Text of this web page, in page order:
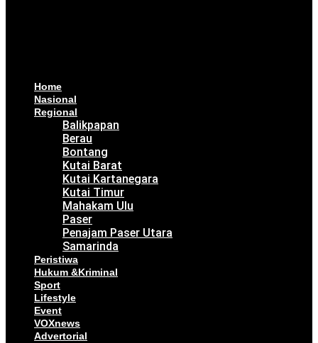
Home
Nasional
Regional
Balikpapan
Berau
Bontang
Kutai Barat
Kutai Kartanegara
Kutai Timur
Mahakam Ulu
Paser
Penajam Paser Utara
Samarinda
Peristiwa
Hukum &Kriminal
Sport
Lifestyle
Event
VOXnews
Advertorial